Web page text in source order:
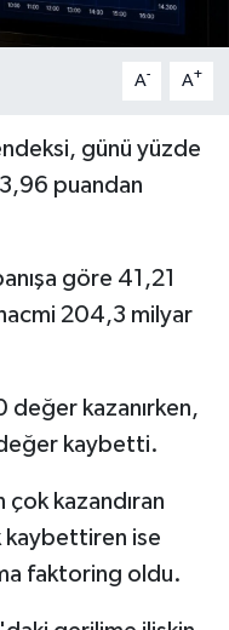
A- A+
günü yüzde
puandan
göre 41,21
204,3 milyar
değer kazanırken,
kaybetti.
çok kazandıran
kaybettiren ise
faktoring oldu.